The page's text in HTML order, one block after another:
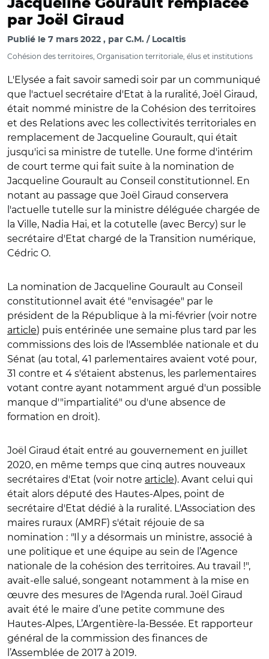
Jacqueline Gourault remplacée
par Joël Giraud
Publié le 7 mars 2022 par C.M. / Localtis
Cohésion des territoires, Organisation territoriale, élus et institutions
L'Elysée a fait savoir samedi soir par un communiqué
que l'actuel secrétaire d'Etat à la ruralité, Joël Giraud,
était nommé ministre de la Cohésion des territoires
et des Relations avec les collectivités territoriales en
remplacement de Jacqueline Gourault, qui était
jusqu'ici sa ministre de tutelle. Une forme d'intérim
de court terme qui fait suite à la nomination de
Jacqueline Gourault au Conseil constitutionnel. En
notant au passage que Joël Giraud conservera
l'actuelle tutelle sur la ministre déléguée chargée de
la Ville, Nadia Hai, et la cotutelle (avec Bercy) sur le
secrétaire d'Etat chargé de la Transition numérique,
Cédric O.
La nomination de Jacqueline Gourault au Conseil
constitutionnel avait été "envisagée" par le
président de la République à la mi-février (voir notre
article) puis entérinée une semaine plus tard par les
commissions des lois de l'Assemblée nationale et du
Sénat (au total, 41 parlementaires avaient voté pour,
31 contre et 4 s'étaient abstenus, les parlementaires
votant contre ayant notamment argué d'un possible
manque d'"impartialité" ou d'une absence de
formation en droit).
Joël Giraud était entré au gouvernement en juillet
2020, en même temps que cinq autres nouveaux
secrétaires d'Etat (voir notre article). Avant celui qui
était alors député des Hautes-Alpes, point de
secrétaire d'Etat dédié à la ruralité. L'Association des
maires ruraux (AMRF) s'était réjouie de sa
nomination : "Il y a désormais un ministre, associé à
une politique et une équipe au sein de l’Agence
nationale de la cohésion des territoires. Au travail !",
avait-elle salué, songeant notamment à la mise en
œuvre des mesures de l'Agenda rural. Joël Giraud
avait été le maire d’une petite commune des
Hautes-Alpes, L’Argentière-la-Bessée. Et rapporteur
général de la commission des finances de
l’Assemblée de 2017 à 2019.